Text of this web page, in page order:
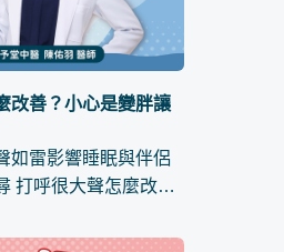
改善？小心是變胖讓
如雷影響睡眠與伴侶
善
是因為忽略了「體